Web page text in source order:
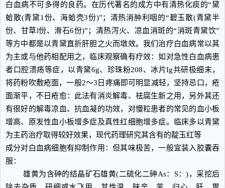
白血病不可多得的良药。在历代著名的成方中有清热化痰的“黛
蛤散(青黛1份、海蛤壳3份)”；清热消肿利咽的“碧玉散(青黛半
份、甘草l份、滑石6份)”；清热泻火、凉血消斑的“消斑青黛饮”
等方中都是以青黛直折肝胆之火而墩效。我们治疗白血病常以其
为主或与他药相配用之，临床观察确有疗效：如对急性白血病患
者口腔溃疡等症，以青黛6g、珍珠粉208、冰片Ig共研极细末，
将药粉吹敷疮面，一般2～3日疼痛即可明显减轻，坚持忌口，疮
面渐平，不日疮愈：此法有消炎解毒、祛腐生新之用，另外其还
有很好的解毒凉血、抗血凝的功效，对慢粒患者的常见的血小板
增高、原发性血小板增多症及真性红细胞增多症。临床多以青黛
为主药治疗取得较好效果，现代药理研究其含有的靛玉红等
成分对白血病细胞有抑制作用：但其味极苦，一般宜装入胶囊吞
服：
雄黄为含砷的结晶矿石雄黄(二硫化二砷As：S：)，采挖后